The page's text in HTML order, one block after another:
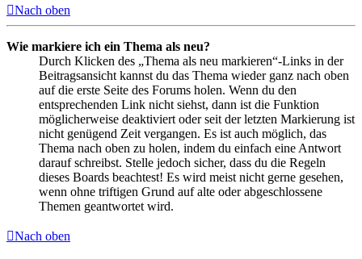
Nach oben
Wie markiere ich ein Thema als neu?
Durch Klicken des „Thema als neu markieren“-Links in der
Beitragsansicht kannst du das Thema wieder ganz nach oben
auf die erste Seite des Forums holen. Wenn du den
entsprechenden Link nicht siehst, dann ist die Funktion
möglicherweise deaktiviert oder seit der letzten Markierung ist
nicht genügend Zeit vergangen. Es ist auch möglich, das
Thema nach oben zu holen, indem du einfach eine Antwort
darauf schreibst. Stelle jedoch sicher, dass du die Regeln
dieses Boards beachtest! Es wird meist nicht gerne gesehen,
wenn ohne triftigen Grund auf alte oder abgeschlossene
Themen geantwortet wird.
Nach oben